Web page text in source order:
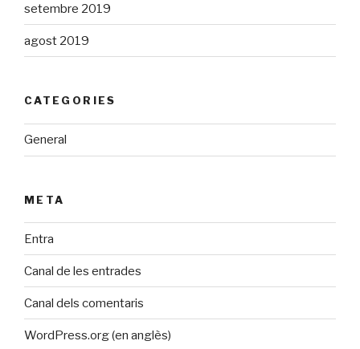
setembre 2019
agost 2019
CATEGORIES
General
META
Entra
Canal de les entrades
Canal dels comentaris
WordPress.org (en anglès)